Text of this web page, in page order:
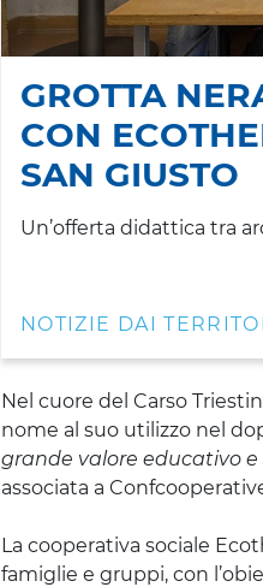
GROTTA
CON
SAN GIUSTO
Un’offerta didattica tra
NOTIZIE DAI
Nel cuore del Carso
nome al suo utilizzo nel
grande valore educativo
associata a
La cooperativa sociale
famiglie e gruppi, con